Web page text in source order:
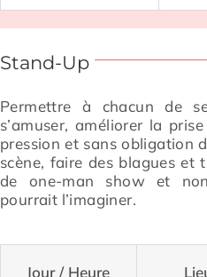
Stand-Up
Permettre à chacun de
s’amuser, améliorer la
pression et sans obligation
scène, faire des blagues et
de one-man show et
pourrait l’imaginer.
Jour / Heure